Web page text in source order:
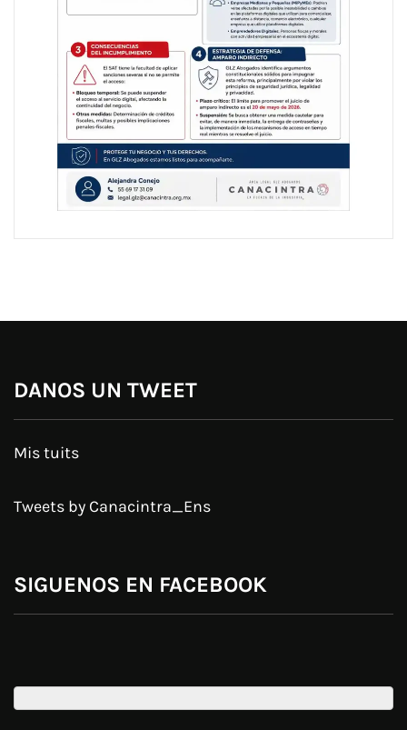
DANOS UN TWEET
Mis tuits
Tweets by Canacintra_Ens
SIGUENOS EN FACEBOOK